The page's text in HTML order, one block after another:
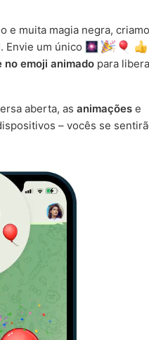
e muita magia negra,
. Envie um único
no emoji animado para
aberta, as animações e
– vocês se